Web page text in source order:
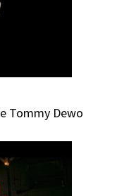
Tommy Dewo